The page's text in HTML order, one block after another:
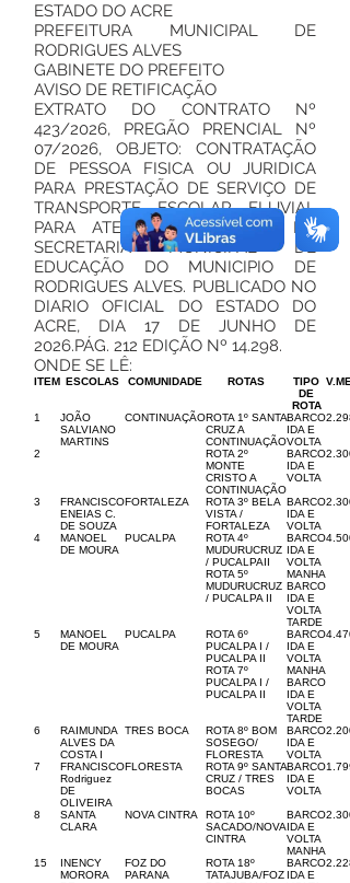
ESTADO DO ACRE
PREFEITURA MUNICIPAL DE
RODRIGUES ALVES
GABINETE DO PREFEITO
AVISO DE RETIFICAÇÃO
EXTRATO DO CONTRATO Nº
423/2026, PREGÃO PRENCIAL Nº
07/2026, OBJETO: CONTRATAÇÃO
DE PESSOA FISICA OU JURIDICA
PARA PRESTAÇÃO DE SERVIÇO DE
TRANSPORTE ESCOLAR FLUVIAL
PARA ATENDER DEMANDAS DA
SECRETARIA MUNICIPAL DE
EDUCAÇÃO DO MUNICIPIO DE
RODRIGUES ALVES. PUBLICADO NO
DIARIO OFICIAL DO ESTADO DO
ACRE, DIA 17 DE JUNHO DE
2026.PÁG. 212 EDIÇÃO Nº 14.298.
ONDE SE LÊ:
ITEM ESCOLAS COMUNIDADE ROTAS
TIPO
DE
ROTA
1
JOÃO
SALVIANO
MARTINS
CONTINUAÇÃOROTA 1º SANTA
CRUZ A
CONTINUAÇÃO
BARCO
IDA E
VOLTA
2
ROTA 2º
MONTE
CRISTO A
CONTINUAÇÃO
BARCO
IDA E
VOLTA
3
FRANCISCO
ENEIAS C.
DE SOUZA
FORTALEZA
ROTA 3º BELA
VISTA /
FORTALEZA
BARCO
IDA E
VOLTA
4
MANOEL
DE MOURA
PUCALPA
ROTA 4º
MUDURUCRUZ
/ PUCALPAII
ROTA 5º
MUDURUCRUZ
/ PUCALPA II
BARCO
IDA E
VOLTA
MANHA
BARCO
IDA E
VOLTA
TARDE
5
MANOEL
DE MOURA
PUCALPA
ROTA 6º
PUCALPA I /
PUCALPA II
ROTA 7º
PUCALPA I /
PUCALPA II
BARCO
IDA E
VOLTA
MANHA
BARCO
IDA E
VOLTA
TARDE
6
RAIMUNDA
ALVES DA
COSTA I
TRES BOCA
ROTA 8º BOM
SOSEGO/
FLORESTA
BARCO
IDA E
VOLTA
7
FRANCISCO
Rodriguez
DE
OLIVEIRA
FLORESTA
ROTA 9º SANTA
CRUZ / TRES
BOCAS
BARCO
IDA E
VOLTA
8
SANTA
CLARA
NOVA CINTRA
ROTA 10º
SACADO/NOVA
CINTRA
BARCO
IDA E
VOLTA
MANHA
15
INENCY
MORORA
FOZ DO
PARANA
ROTA 18º
TATAJUBA/FOZ
BARCO
IDA E